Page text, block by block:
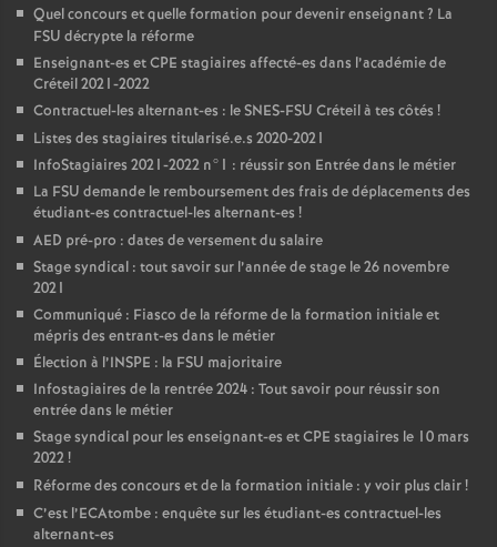
Quel concours et quelle formation pour devenir enseignant? La
FSU décrypte la réforme
Enseignant-es etCPE stagiaires affecté-es dans l’académie de
Créteil 2021-2022
Contractuel-les alternant-es : leSNES-FSU Créteil à tes côtés !
Listes des stagiaires titularisé.e.s 2020-2021
InfoStagiaires 2021-2022 n°1 : réussir son Entrée dans le métier
La FSU demande le remboursement des frais de déplacements des
étudiant-es contractuel-les alternant-es !
AED pré-pro : dates de versement du salaire
Stage syndical : tout savoir sur l’année de stage le 26 novembre
2021
Communiqué : Fiasco de la réforme de la formation initiale et
mépris des entrant-es dans le métier
Élection à l’INSPE : la FSU majoritaire
Infostagiaires de la rentrée 2024 : Tout savoir pour réussir son
entrée dans le métier
Stage syndical pour les enseignant-es etCPE stagiaires le 10 mars
2022!
Réforme des concours et de la formation initiale : y voir plus clair!
C’est l’ECAtombe : enquête sur les étudiant-es contractuel-les
alternant-es